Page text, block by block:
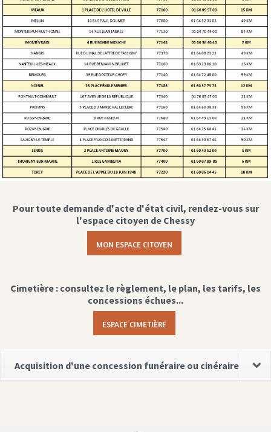
Pour toute demande d'acte d'état civil, rendez-vous sur
l'espace citoyen de Chessy
MON ESPACE CITOYEN
Cimetière : consultez le règlement, le plan, les tarifs, les
concessions échues...
ESPACE CIMETIÈRE
Acquisition d'une concession funéraire ou cinéraire